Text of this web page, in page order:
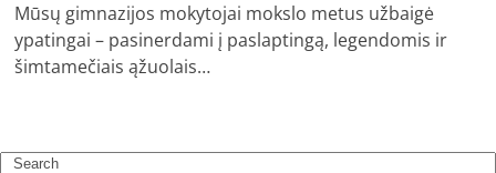
Mūsų gimnazijos mokytojai mokslo metus užbaigė
ypatingai – pasinerdami į paslaptingą, legendomis ir
šimtamečiais ąžuolais…
Search